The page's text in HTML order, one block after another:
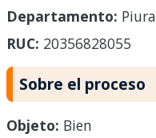
Departamento: Piura
RUC: 20356828055
Sobre el proceso
Objeto: Bien